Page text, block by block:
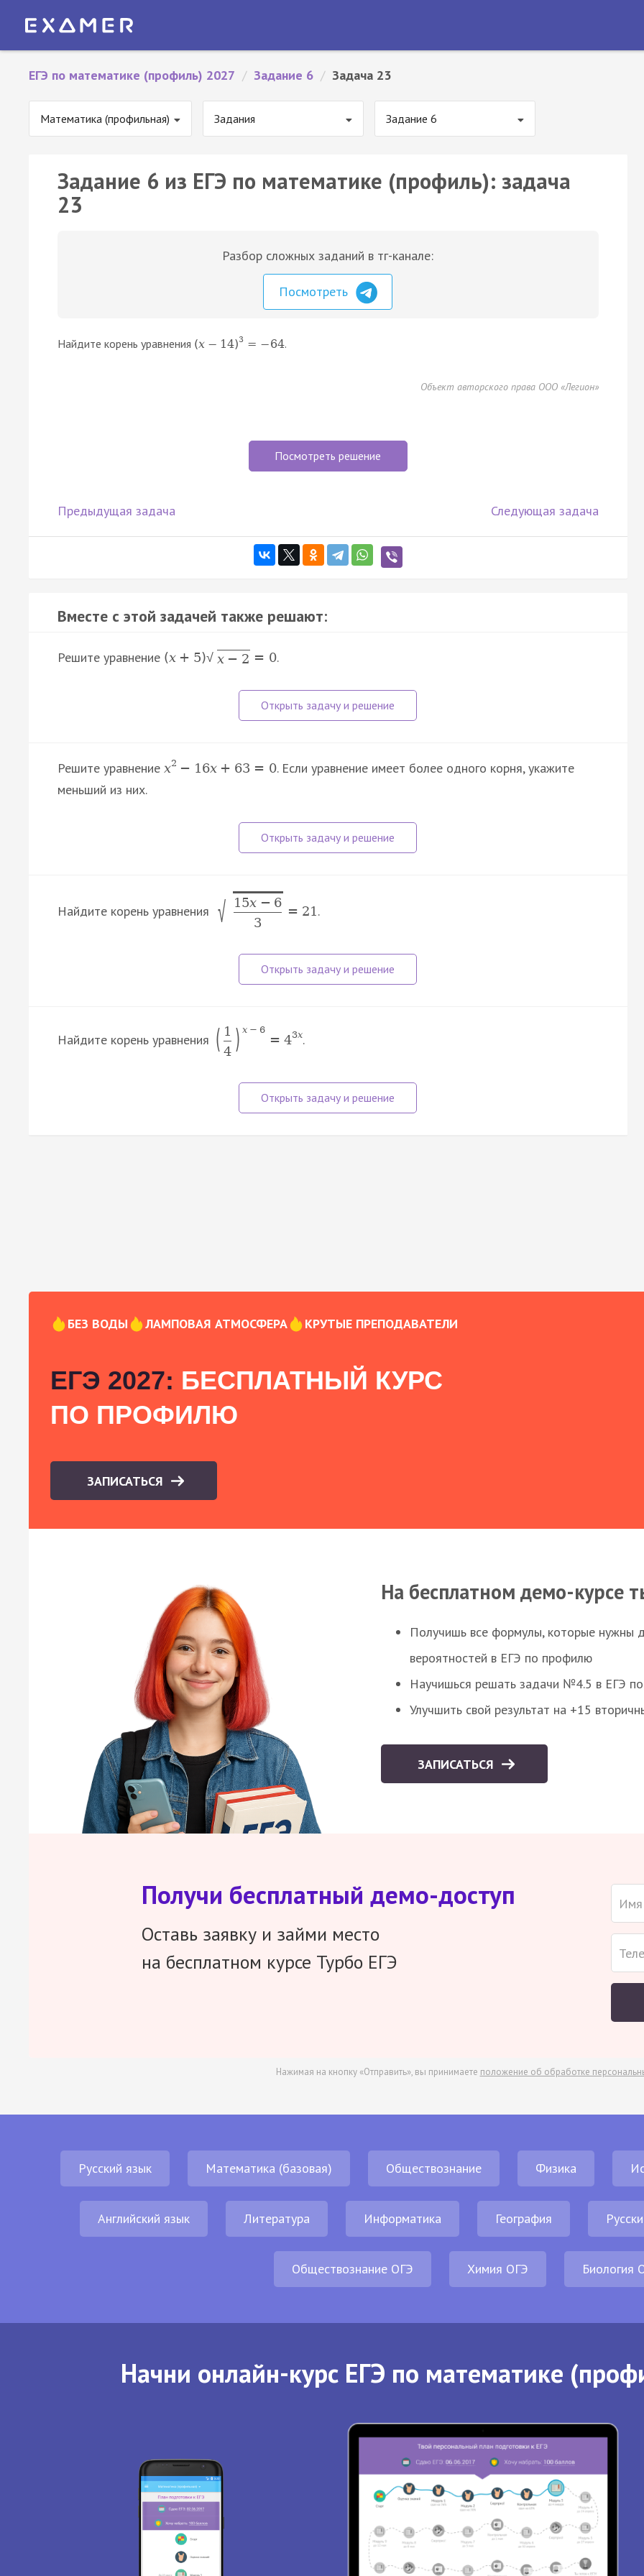
ЕГЭ по математике (профиль) 2027 / Задание 6 / Задача 23
Математика (профильная) Задания Задание 6
Задание 6 из ЕГЭ по математике (профиль): задача
23
Разбор сложных заданий в тг-канале:
Посмотреть
Найдите корень уравнения (x − 14)3 = −64.
Объект авторского права ООО «Легион»
Посмотреть решение
Предыдущая задача Следующая задача
Вместе с этой задачей также решают:
Решите уравнение (x + 5)√ x − 2 = 0.
Решите уравнение x2 − 16x + 63 = 0. Если уравнение имеет более одного корня, укажите
меньший из них.
Найдите корень уравнения √ 15x − 6
3
= 21 .
Найдите корень уравнения ( 1
4 ) x − 6
= 43x.
БЕЗ ВОДЫ ЛАМПОВАЯ АТМОСФЕРА КРУТЫЕ ПРЕПОДАВАТЕЛИ
ЕГЭ 2027: БЕСПЛАТНЫЙ КУРС
ПО ПРОФИЛЮ
ЗАПИСАТЬСЯ
На бесплатном демо-курсе
Получишь все формулы, которые
вероятностей в ЕГЭ по профилю
Научишься решать задачи №4.5 в ЕГЭ
Улучшить свой результат на +15
ЗАПИСАТЬСЯ
Получи бесплатный демо-доступ
Оставь заявку и займи место
на бесплатном курсе Турбо ЕГЭ
Нажимая на кнопку «Отправить», вы принимаете положение об обработке
Русский язык Математика (базовая) Обществознание Физика
Английский язык Литература Информатика География
Обществознание ОГЭ Химия ОГЭ Биология
Начни онлайн-курс ЕГЭ по математике